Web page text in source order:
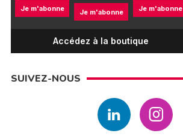
Je m'abonne Je m'abonne Je m'abonne
Accédez à la boutique
SUIVEZ-NOUS